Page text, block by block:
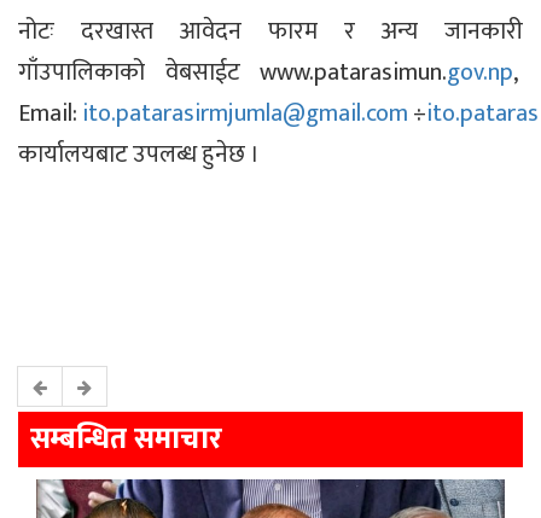
नोटः दरखास्त आवेदन फारम र अन्य जानकारी
गाँउपालिकाको वेबसाईट www.patarasimun.gov.np,
Email: ito.patarasirmjumla@gmail.com÷
कार्यालयबाट उपलब्ध हुनेछ ।
सम्बन्धित समाचार